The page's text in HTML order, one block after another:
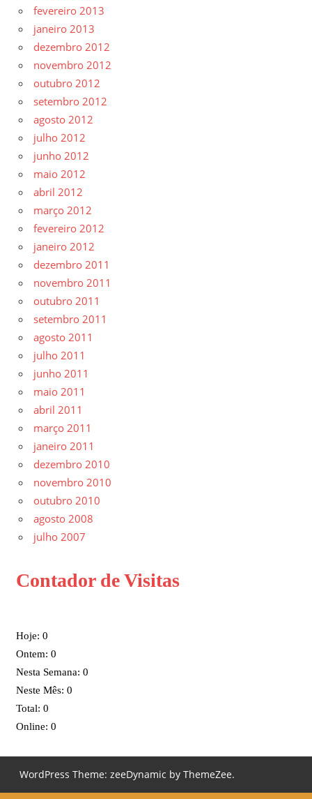
fevereiro 2013
janeiro 2013
dezembro 2012
novembro 2012
outubro 2012
setembro 2012
agosto 2012
julho 2012
junho 2012
maio 2012
abril 2012
março 2012
fevereiro 2012
janeiro 2012
dezembro 2011
novembro 2011
outubro 2011
setembro 2011
agosto 2011
julho 2011
junho 2011
maio 2011
abril 2011
março 2011
janeiro 2011
dezembro 2010
novembro 2010
outubro 2010
agosto 2008
julho 2007
Contador de Visitas
Hoje: 0
Ontem: 0
Nesta Semana: 0
Neste Mês: 0
Total: 0
Online: 0
WordPress Theme: zeeDynamic by ThemeZee.